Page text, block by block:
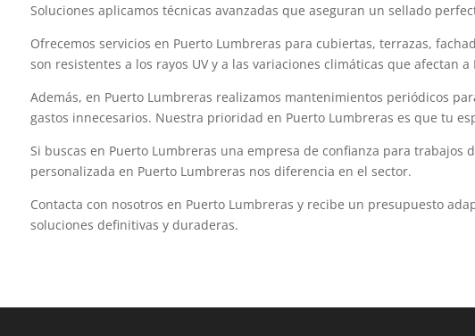
Soluciones aplicamos técnicas avanzadas que aseguran un sellado
Ofrecemos servicios en Puerto Lumbreras para cubiertas, terrazas,
son resistentes a los rayos UV y a las variaciones climáticas que afectan
Además, en Puerto Lumbreras realizamos mantenimientos periódicos
gastos innecesarios. Nuestra prioridad en Puerto Lumbreras es que tu
Si buscas en Puerto Lumbreras una empresa de confianza para
personalizada en Puerto Lumbreras nos diferencia en el sector.
Contacta con nosotros en Puerto Lumbreras y recibe un presupuesto
soluciones definitivas y duraderas.